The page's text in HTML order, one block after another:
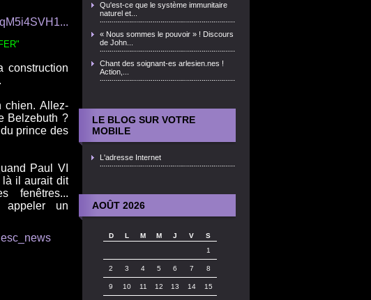
Qu'est-ce que le système immunitaire
naturel et...
« Nous sommes le pouvoir » ! Discours
de John...
Chant des soignant-es arlesien.nes !
Action,...
LE BLOG SUR VOTRE
MOBILE
L'adresse Internet
AOÛT 2026
D L M M J V
S
1
2 3 4 5 6 7 8
9 10 11 12 13 14 15
construction
chien. Allez-
Belzebuth ?
prince des
Paul VI
là il aurait dit
fenêtres...
appeler un